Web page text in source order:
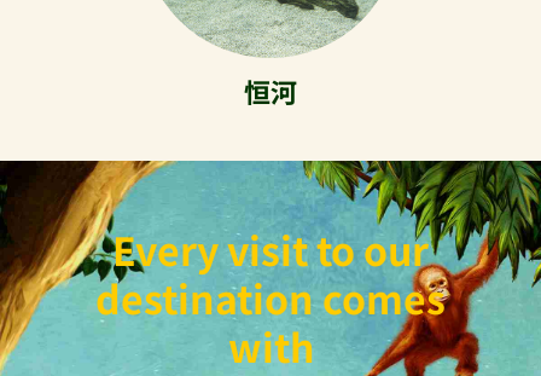
恒河
Every visit to our
destination comes
with